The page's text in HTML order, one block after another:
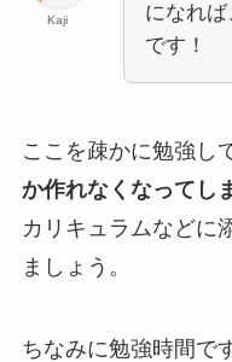
Kaji
になれ
です！
ここを疎かに勉強し
か作れなくなってし
カリキュラムなどに
ましょう。
ちなみに勉強時間で